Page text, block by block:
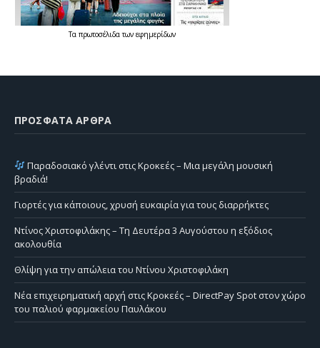
Τα πρωτοσέλιδατων εφημερίδων
ΠΡΌΣΦΑΤΑ ΆΡΘΡΑ
Παραδοσιακό γλέντι στις Κροκεές – Μια μεγάλη μουσική
βραδιά!
Γιορτές για κάποιους, χρυσή ευκαιρία για τους διαρρήκτες
Ντίνος Χριστοφιλάκης – Τη Δευτέρα 3 Αυγούστου η εξόδιος
ακολουθία
Θλίψη για την απώλεια του Ντίνου Χριστοφιλάκη
Νέα επιχειρηματική αρχή στις Κροκεές – DirectPay Spot στον χώρο
του παλιού φαρμακείου Παυλάκου